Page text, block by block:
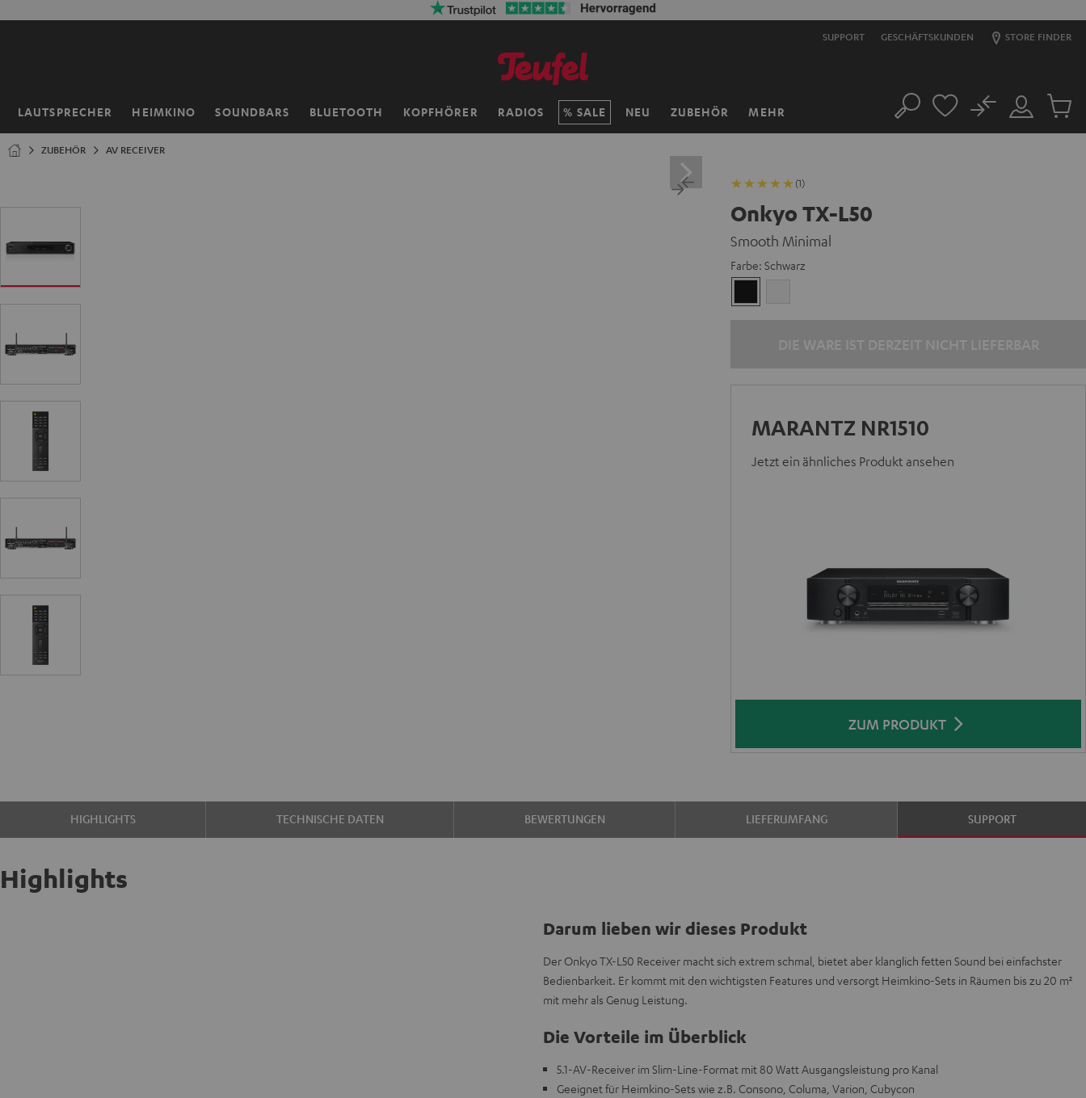
SUPPORT GESCHÄFTSKUNDEN STORE FINDER
LAUTSPRECHER HEIMKINO SOUNDBARS BLUETOOTH KOPFHÖRER RADIOS SALE NEU ZUBEHÖR MEHR
Startseite Suche
Mein
Konto
No
Artikel
ZUBEHÖR AV RECEIVER
(1)
Onkyo TX-L50
Smooth Minimal
Farbe: Schwarz
MARANTZ NR1510
Jetzt ein ähnliches Produkt ansehen
ZUM PRODUKT
HIGHLIGHTS TECHNISCHE DATEN BEWERTUNGEN LIEFERUMFANG SUPPORT
Highlights
Darum lieben wir dieses Produkt
Der Onkyo TX-L50 Receiver macht sich extrem schmal, bietet aber klanglich fetten Sound bei einfachster
Bedienbarkeit. Er kommt mit den wichtigsten Features und versorgt Heimkino-Sets in Räumen bis zu 20 m²
mit mehr als Genug Leistung.
Die Vorteile im Überblick
5.1-AV-Receiver im Slim-Line-Format mit 80 Watt Ausgangsleistung pro Kanal
Geeignet für Heimkino-Sets wie z.B. Consono, Columa, Varion, Cubycon